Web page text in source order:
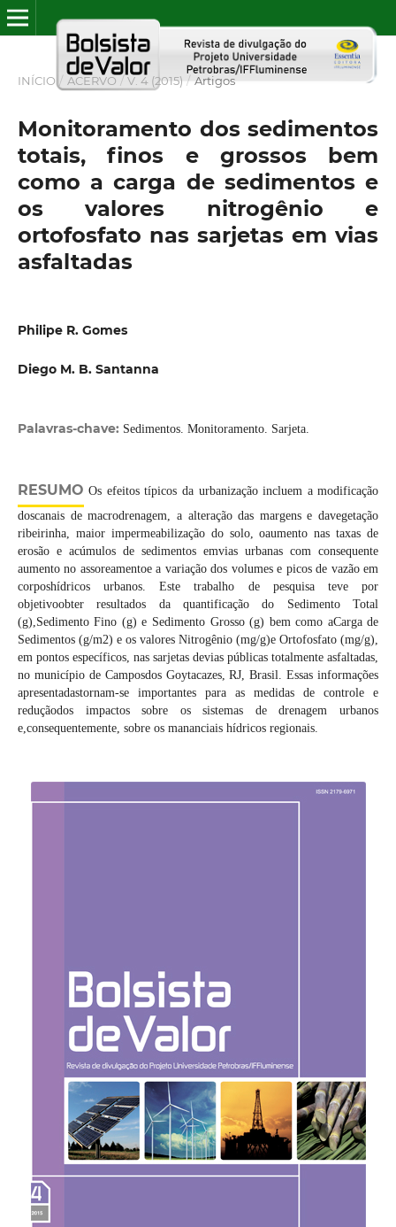
INÍCIO / ACERVO / V. 4 (2015) / Artigos
Monitoramento dos sedimentos
totais, finos e grossos bem
como a carga de sedimentos e
os valores nitrogênio e
ortofosfato nas sarjetas em vias
asfaltadas
Philipe R. Gomes
Diego M. B. Santanna
Palavras-chave: Sedimentos. Monitoramento. Sarjeta.
RESUMO Os efeitos típicos da urbanização incluem a modificação
doscanais de macrodrenagem, a alteração das margens e davegetação
ribeirinha, maior impermeabilização do solo, oaumento nas taxas de
erosão e acúmulos de sedimentos emvias urbanas com consequente
aumento no assoreamentoe a variação dos volumes e picos de vazão em
corposhídricos urbanos. Este trabalho de pesquisa teve por
objetivoobter resultados da quantificação do Sedimento Total
(g),Sedimento Fino (g) e Sedimento Grosso (g) bem como aCarga de
Sedimentos (g/m2) e os valores Nitrogênio (mg/g)e Ortofosfato (mg/g),
em pontos específicos, nas sarjetas devias públicas totalmente asfaltadas,
no município de Camposdos Goytacazes, RJ, Brasil. Essas informações
apresentadastornam-se importantes para as medidas de controle e
reduçãodos impactos sobre os sistemas de drenagem urbanos
e,consequentemente, sobre os mananciais hídricos regionais.